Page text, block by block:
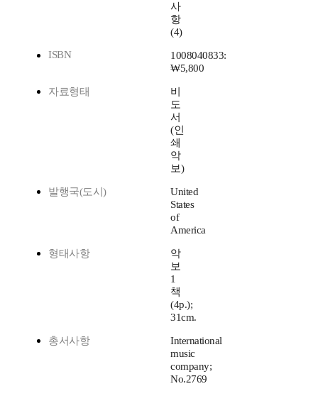
사
항
(4)
ISBN
1008040833:
₩5,800
자료형태
비
도
서
(인
쇄
악
보)
발행국(도시)
United
States
of
America
형태사항
악
보
1
책
(4p.);
31cm.
총서사항
International
music
company;
No.2769